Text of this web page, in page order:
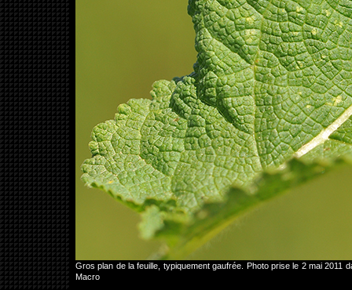
Gros plan de la feuille, typiquement gaufrée. Photo prise le 2 mai
Macro